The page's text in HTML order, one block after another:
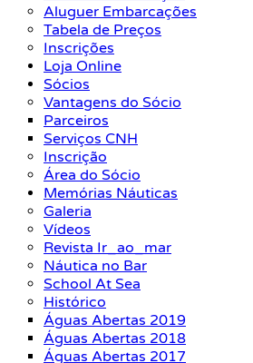
Aluguer Embarcações
Tabela de Preços
Inscrições
Loja Online
Sócios
Vantagens do Sócio
Parceiros
Serviços CNH
Inscrição
Área do Sócio
Memórias Náuticas
Galeria
Vídeos
Revista Ir_ao_mar
Náutica no Bar
School At Sea
Histórico
Águas Abertas 2019
Águas Abertas 2018
Águas Abertas 2017